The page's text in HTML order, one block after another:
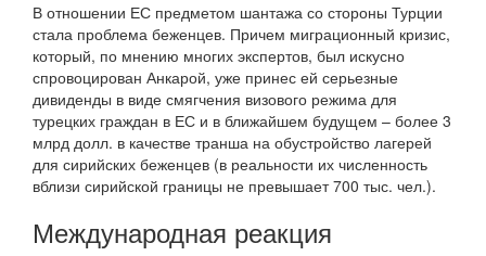
В отношении ЕС предметом шантажа со стороны Турции
стала проблема беженцев. Причем миграционный кризис,
который, по мнению многих экспертов, был искусно
спровоцирован Анкарой, уже принес ей серьезные
дивиденды в виде смягчения визового режима для
турецких граждан в ЕС и в ближайшем будущем – более 3
млрд долл. в качестве транша на обустройство лагерей
для сирийских беженцев (в реальности их численность
вблизи сирийской границы не превышает 700 тыс. чел.).
Международная реакция